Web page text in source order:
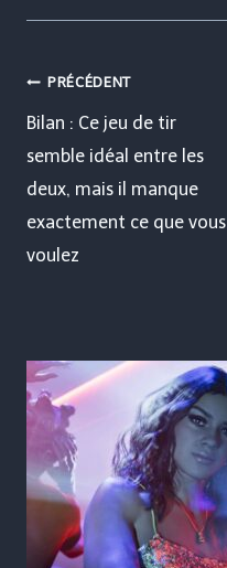
Navigation
de
l’article
PRÉCÉDENT
Bilan : Ce jeu de tir
semble idéal entre les
deux, mais il manque
exactement ce que vous
voulez